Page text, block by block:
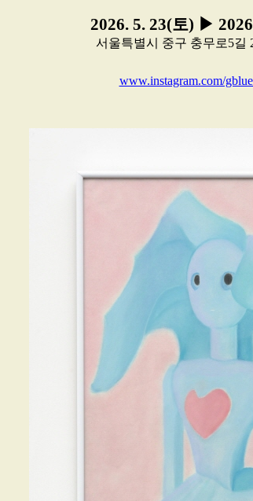
2026. 5. 23(토) ▶
서울특별시 중구 충무로5길
www.instagram.com/